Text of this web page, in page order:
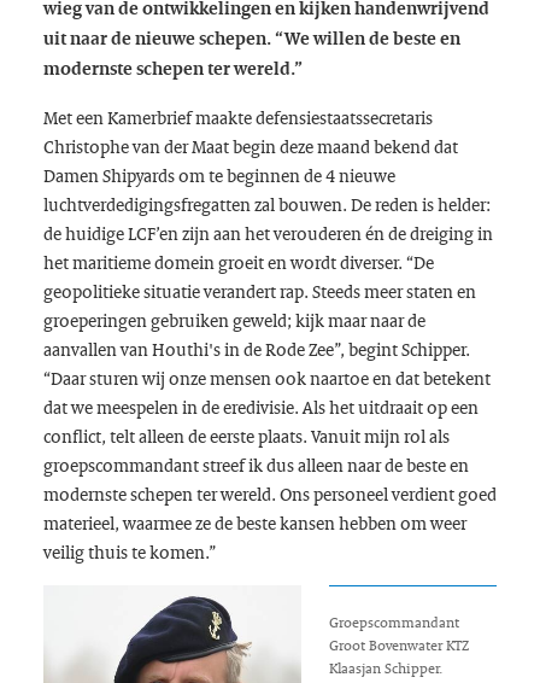
wieg van de ontwikkelingen en kijken handenwrijvend
uit naar de nieuwe schepen. “We willen de beste en
modernste schepen ter wereld.”
Met een Kamerbrief maakte defensiestaatssecretaris
Christophe van der Maat begin deze maand bekend dat
Damen Shipyards om te beginnen de 4 nieuwe
luchtverdedigingsfregatten zal bouwen. De reden is helder:
de huidige LCF’en zijn aan het verouderen én de dreiging in
het maritieme domein groeit en wordt diverser. “De
geopolitieke situatie verandert rap. Steeds meer staten en
groeperingen gebruiken geweld; kijk maar naar de
aanvallen van Houthi's in de Rode Zee”, begint Schipper.
“Daar sturen wij onze mensen ook naartoe en dat betekent
dat we meespelen in de eredivisie. Als het uitdraait op een
conflict, telt alleen de eerste plaats. Vanuit mijn rol als
groepscommandant streef ik dus alleen naar de beste en
modernste schepen ter wereld. Ons personeel verdient goed
materieel, waarmee ze de beste kansen hebben om weer
veilig thuis te komen.”
Groepscommandant
Groot Bovenwater KTZ
Klaasjan Schipper.